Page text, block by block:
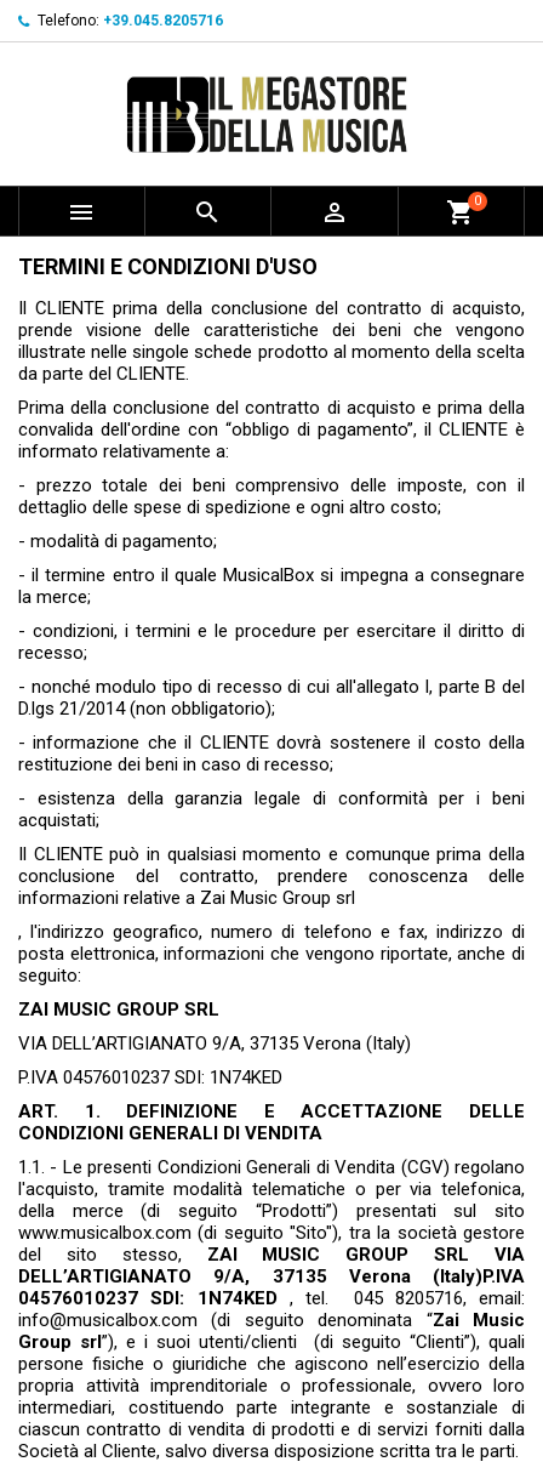
Telefono: +39.045.8205716
   shopping_cart0
TERMINI E CONDIZIONI D'USO
Il CLIENTE prima della conclusione del contratto di acquisto,
prende visione delle caratteristiche dei beni che vengono
illustrate nelle singole schede prodotto al momento della scelta
da parte del CLIENTE.
Prima della conclusione del contratto di acquisto e prima della
convalida dell'ordine con “obbligo di pagamento”, il CLIENTE è
informato relativamente a:
- prezzo totale dei beni comprensivo delle imposte, con il
dettaglio delle spese di spedizione e ogni altro costo;
- modalità di pagamento;
- il termine entro il quale MusicalBox si impegna a consegnare
la merce;
- condizioni, i termini e le procedure per esercitare il diritto di
recesso;
- nonché modulo tipo di recesso di cui all'allegato I, parte B del
D.lgs 21/2014 (non obbligatorio);
- informazione che il CLIENTE dovrà sostenere il costo della
restituzione dei beni in caso di recesso;
- esistenza della garanzia legale di conformità per i beni
acquistati;
Il CLIENTE può in qualsiasi momento e comunque prima della
conclusione del contratto, prendere conoscenza delle
informazioni relative a Zai Music Group srl
, l'indirizzo geografico, numero di telefono e fax, indirizzo di
posta elettronica, informazioni che vengono riportate, anche di
seguito:
ZAI MUSIC GROUP SRL
VIA DELL’ARTIGIANATO 9/A, 37135 Verona (Italy)
P.IVA 04576010237 SDI: 1N74KED
ART. 1. DEFINIZIONE E ACCETTAZIONE DELLE
CONDIZIONI GENERALI DI VENDITA
1.1. - Le presenti Condizioni Generali di Vendita (CGV) regolano
l'acquisto, tramite modalità telematiche o per via telefonica,
della merce (di seguito “Prodotti”) presentati sul sito
www.musicalbox.com (di seguito "Sito"), tra la società gestore
del sito stesso, ZAI MUSIC GROUP SRLVIA
DELL’ARTIGIANATO 9/A, 37135 Verona (Italy)P.IVA
04576010237 SDI: 1N74KED , tel. 045 8205716, email:
info@musicalbox.com (di seguito denominata “Zai Music
Group srl”), e i suoi utenti/clienti (di seguito “Clienti”), quali
persone fisiche o giuridiche che agiscono nell’esercizio della
propria attività imprenditoriale o professionale, ovvero loro
intermediari, costituendo parte integrante e sostanziale di
ciascun contratto di vendita di prodotti e di servizi forniti dalla
Società al Cliente, salvo diversa disposizione scritta tra le parti.